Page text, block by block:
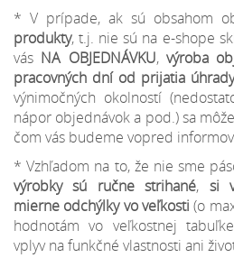
* V prípade, ak sú obsahom
produkty, t.j. nie sú na e-shope
vás NA OBJEDNÁVKU, výroba
pracovných dní od prijatia
výnimočných okolností
nápor objednávok a pod.) sa
čom vás budeme vopred
* Vzhľadom na to, že nie sme
výrobky sú ručne strihané, si
mierne odchýlky vo veľkosti (o
hodnotám vo veľkostnej
vplyv na funkčné vlastnosti ani